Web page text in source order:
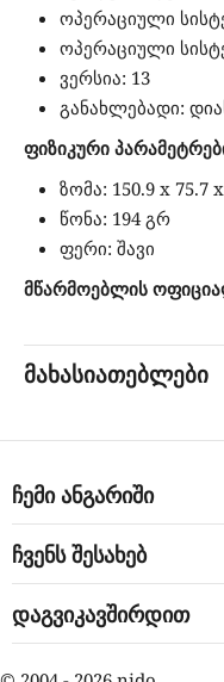
ოპერაციული
ოპერაციული
ვერსია: 13
განახლებადი:
ფიზიკური
ზომა: 150.9 x 75.7
წონა: 194 გრ
ფერი: შავი
მწარმოებლის
მახასიათებლები
ჩემი ანგარიში
ჩვენს შესახებ
დაგვიკავშირდით